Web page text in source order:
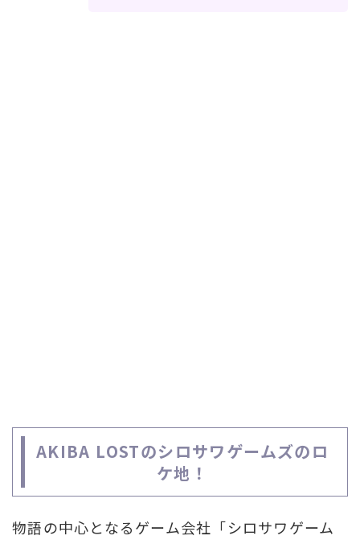
AKIBA LOSTのシロサワゲームズのロ
ケ地！
物語の中心となるゲーム会社「シロサワゲーム